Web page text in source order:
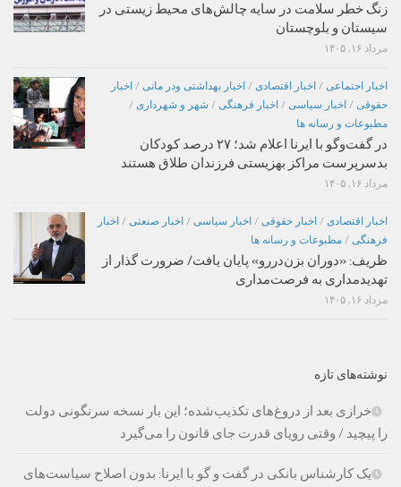
زنگ خطر سلامت در سایه چالش‌های محیط زیستی در
سیستان و بلوچستان
مرداد ۱۶, ۱۴۰۵
اخبار اجتماعی / اخبار اقتصادی / اخبار بهداشتی ودر مانی / اخبار
حقوقی / اخبار سیاسی / اخبار فرهنگی / شهر و شهرداری /
مطبوعات و رسانه ها
در گفت‌وگو با ایرنا اعلام شد؛ ۲۷ درصد کودکان
بدسرپرست مراکز بهزیستی فرزندان طلاق هستند
مرداد ۱۶, ۱۴۰۵
اخبار اقتصادی / اخبار حقوقی / اخبار سیاسی / اخبار صنعتی / اخبار
فرهنگی / مطبوعات و رسانه ها
ظریف: «دوران بزن‌دررو» پایان یافت/ ضرورت گذار از
تهدیدمداری به فرصت‌مداری
مرداد ۱۶, ۱۴۰۵
نوشته‌های تازه
خرازی بعد از دروغ‌های تکذیب‌شده؛ این بار نسخه سرنگونی دولت
را پیچید / وقتی رویای قدرت جای قانون را می‌گیرد
یک کارشناس بانکی در گفت و گو با ایرنا: بدون اصلاح سیاست‌های